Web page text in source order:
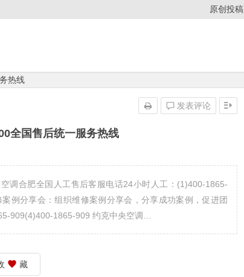
原创投稿
热线
全国售后统一服务热线
发表评论
调合肥全国人工售后客服电话24小时人工：(1)400-1865-
例分享会：组织维修案例分享会，分享成功案例，促进团
909(4)400-1865-909 约克中央空调…
藏